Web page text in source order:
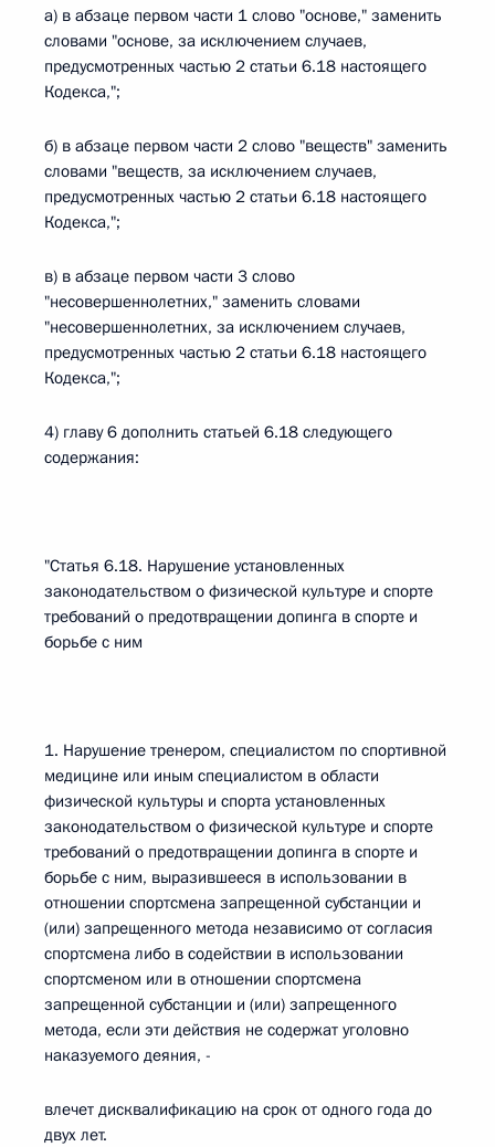
а) в абзаце первом части 1 слово "основе," заменить
словами "основе, за исключением случаев,
предусмотренных частью 2 статьи 6.18 настоящего
Кодекса,";
б) в абзаце первом части 2 слово "веществ" заменить
словами "веществ, за исключением случаев,
предусмотренных частью 2 статьи 6.18 настоящего
Кодекса,";
в) в абзаце первом части 3 слово
"несовершеннолетних," заменить словами
"несовершеннолетних, за исключением случаев,
предусмотренных частью 2 статьи 6.18 настоящего
Кодекса,";
4) главу 6 дополнить статьей 6.18 следующего
содержания:
"Статья 6.18. Нарушение установленных
законодательством о физической культуре и спорте
требований о предотвращении допинга в спорте и
борьбе с ним
1. Нарушение тренером, специалистом по спортивной
медицине или иным специалистом в области
физической культуры и спорта установленных
законодательством о физической культуре и спорте
требований о предотвращении допинга в спорте и
борьбе с ним, выразившееся в использовании в
отношении спортсмена запрещенной субстанции и
(или) запрещенного метода независимо от согласия
спортсмена либо в содействии в использовании
спортсменом или в отношении спортсмена
запрещенной субстанции и (или) запрещенного
метода, если эти действия не содержат уголовно
наказуемого деяния, -
влечет дисквалификацию на срок от одного года до
двух лет.